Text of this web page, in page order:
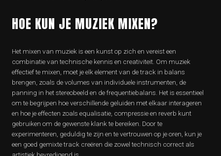
HOE KUN JE MUZIEK MIXEN?
Het mixen van muziek is een kunst op zich en vereist een
combinatie van technische kennis en creativiteit. Om muziek
effectief te mixen, moet je elk element van de track in balans
brengen, zoals de volumes van individuele instrumenten, de
panning in het stereobeeld en de frequentiebalans. Het is essentieel
om te begrijpen hoe verschillende geluiden met elkaar interageren
en hoe je effecten zoals equalisatie, compressie en reverb kunt
gebruiken om de gewenste klank te bereiken. Door te
experimenteren, geduldig te zijn en te vertrouwen op je oren, kun je
een goed gemixte track creëren die zowel technisch correct als